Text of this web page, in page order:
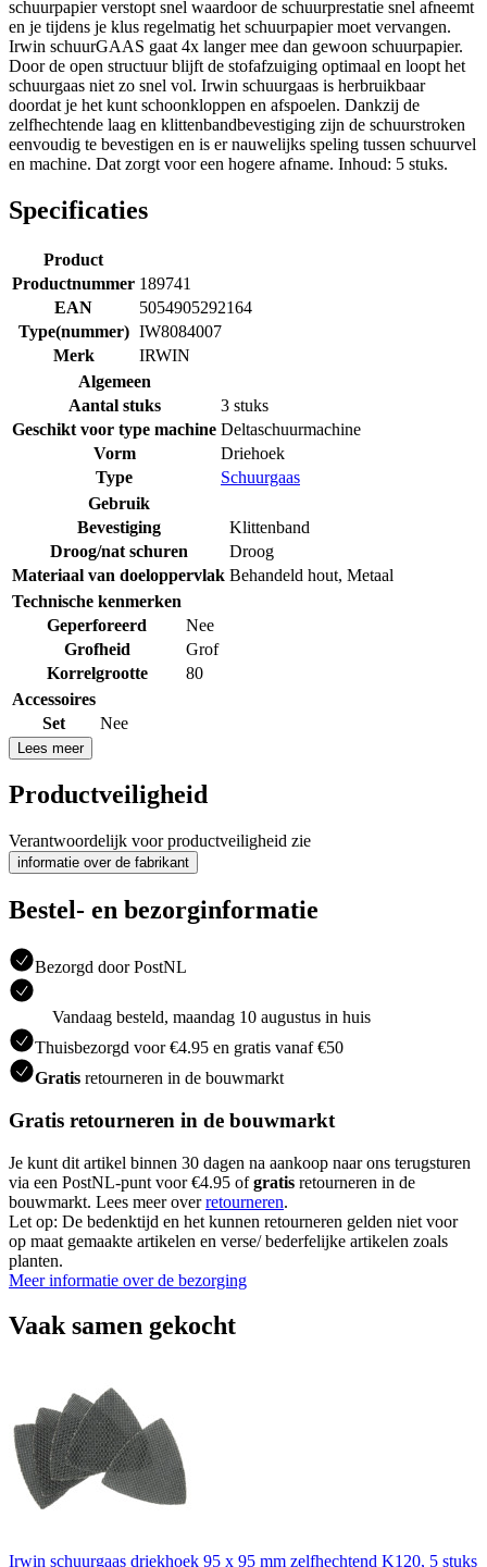
schuurpapier verstopt snel waardoor de schuurprestatie snel afneemt
en je tijdens je klus regelmatig het schuurpapier moet vervangen.
Irwin schuurGAAS gaat 4x langer mee dan gewoon schuurpapier.
Door de open structuur blijft de stofafzuiging optimaal en loopt het
schuurgaas niet zo snel vol. Irwin schuurgaas is herbruikbaar
doordat je het kunt schoonkloppen en afspoelen. Dankzij de
zelfhechtende laag en klittenbandbevestiging zijn de schuurstroken
eenvoudig te bevestigen en is er nauwelijks speling tussen schuurvel
en machine. Dat zorgt voor een hogere afname. Inhoud: 5 stuks.
Specificaties
Product
Productnummer 189741
EAN
5054905292164
Type(nummer) IW8084007
Merk
IRWIN
Algemeen
Aantal stuks
3 stuks
Geschikt voor type machine Deltaschuurmachine
Vorm
Driehoek
Type
Schuurgaas
Gebruik
Bevestiging
Klittenband
Droog/nat schuren
Droog
Materiaal van doeloppervlak Behandeld hout, Metaal
Technische kenmerken
Geperforeerd
Nee
Grofheid
Grof
Korrelgrootte
80
Accessoires
Set
Nee
Lees meer
Productveiligheid
Verantwoordelijk voor productveiligheid zie
informatie over de fabrikant
Bestel- en bezorginformatie
Bezorgd door PostNL
Vandaag besteld, maandag 10 augustus in huis
Thuisbezorgd voor €4.95 en gratis vanaf €50
Gratis retourneren in de bouwmarkt
Gratis retourneren in de bouwmarkt
Je kunt dit artikel binnen 30 dagen na aankoop naar ons terugsturen
via een PostNL-punt voor €4.95 ofgratis retourneren in de
bouwmarkt. Lees meer overretourneren.
Let op: De bedenktijd en het kunnen retourneren gelden niet voor
op maat gemaakte artikelen en verse/ bederfelijke artikelen zoals
planten.
Meer informatie over de bezorging
Vaak samen gekocht
Irwin schuurgaas driekhoek 95 x 95 mm zelfhechtend K120, 5 stuks